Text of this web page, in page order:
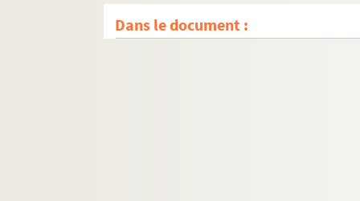
Dans le document :